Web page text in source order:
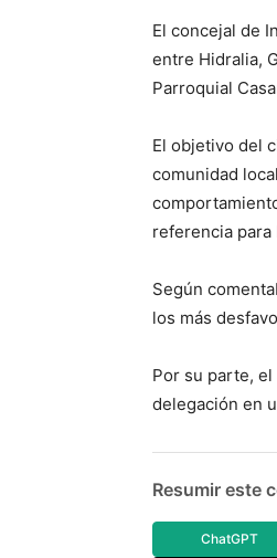
El concejal de
entre Hidralia,
Parroquial
El objetivo del
comunidad
referencia
Según
los más
Por su parte,
delegación en
Resumir este
ChatGPT